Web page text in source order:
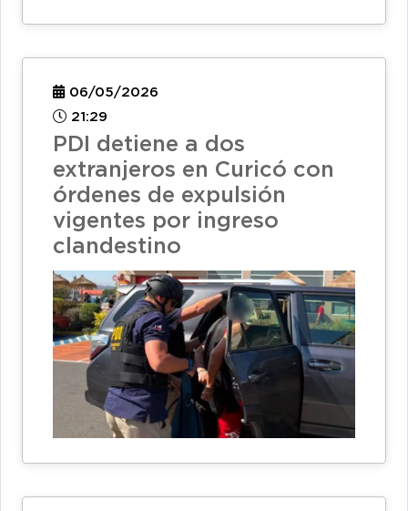
06/05/2026
21:29
PDI detiene a dos
extranjeros en Curicó con
órdenes de expulsión
vigentes por ingreso
clandestino